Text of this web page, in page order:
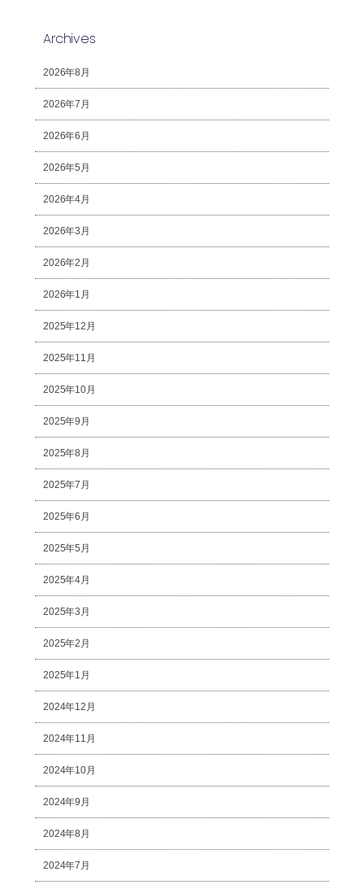
Archives
2026年8月
2026年7月
2026年6月
2026年5月
2026年4月
2026年3月
2026年2月
2026年1月
2025年12月
2025年11月
2025年10月
2025年9月
2025年8月
2025年7月
2025年6月
2025年5月
2025年4月
2025年3月
2025年2月
2025年1月
2024年12月
2024年11月
2024年10月
2024年9月
2024年8月
2024年7月